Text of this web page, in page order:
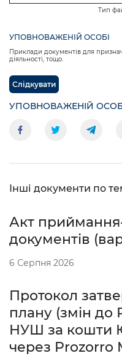
Тип
УПОВНОВАЖЕНІЙ ОСОБІ
Приклади документів для
діяльності, тощо.
Слідкувати
УПОВНОВАЖЕНІЙ
Інші документи по
Акт
документів
6 Серпня 2026
Протокол
плану (змін до
НУШ за кошти
через Prozorro